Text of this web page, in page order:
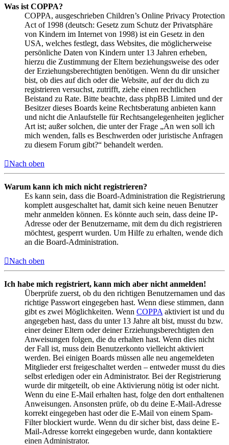
Was ist COPPA?
COPPA, ausgeschrieben Children’s Online Privacy Protection
Act of 1998 (deutsch: Gesetz zum Schutz der Privatsphäre
von Kindern im Internet von 1998) ist ein Gesetz in den
USA, welches festlegt, dass Websites, die möglicherweise
persönliche Daten von Kindern unter 13 Jahren erheben,
hierzu die Zustimmung der Eltern beziehungsweise des oder
der Erziehungsberechtigten benötigen. Wenn du dir unsicher
bist, ob dies auf dich oder die Website, auf der du dich zu
registrieren versuchst, zutrifft, ziehe einen rechtlichen
Beistand zu Rate. Bitte beachte, dass phpBB Limited und der
Besitzer dieses Boards keine Rechtsberatung anbieten kann
und nicht die Anlaufstelle für Rechtsangelegenheiten jeglicher
Art ist; außer solchen, die unter der Frage „An wen soll ich
mich wenden, falls es Beschwerden oder juristische Anfragen
zu diesem Forum gibt?“ behandelt werden.
Nach oben
Warum kann ich mich nicht registrieren?
Es kann sein, dass die Board-Administration die Registrierung
komplett ausgeschaltet hat, damit sich keine neuen Benutzer
mehr anmelden können. Es könnte auch sein, dass deine IP-
Adresse oder der Benutzername, mit dem du dich registrieren
möchtest, gesperrt wurden. Um Hilfe zu erhalten, wende dich
an die Board-Administration.
Nach oben
Ich habe mich registriert, kann mich aber nicht anmelden!
Überprüfe zuerst, ob du den richtigen Benutzernamen und das
richtige Passwort eingegeben hast. Wenn diese stimmen, dann
gibt es zwei Möglichkeiten. Wenn COPPA aktiviert ist und du
angegeben hast, dass du unter 13 Jahre alt bist, musst du bzw.
einer deiner Eltern oder deiner Erziehungsberechtigten den
Anweisungen folgen, die du erhalten hast. Wenn dies nicht
der Fall ist, muss dein Benutzerkonto vielleicht aktiviert
werden. Bei einigen Boards müssen alle neu angemeldeten
Mitglieder erst freigeschaltet werden – entweder musst du dies
selbst erledigen oder ein Administrator. Bei der Registrierung
wurde dir mitgeteilt, ob eine Aktivierung nötig ist oder nicht.
Wenn du eine E-Mail erhalten hast, folge den dort enthaltenen
Anweisungen. Ansonsten prüfe, ob du deine E-Mail-Adresse
korrekt eingegeben hast oder die E-Mail von einem Spam-
Filter blockiert wurde. Wenn du dir sicher bist, dass deine E-
Mail-Adresse korrekt eingegeben wurde, dann kontaktiere
einen Administrator.